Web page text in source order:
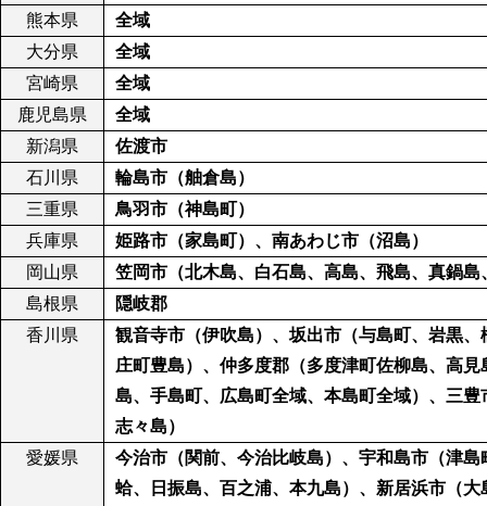
熊本県
全域
大分県
全域
宮崎県
全域
鹿児島県
全域
新潟県
佐渡市
石川県
輪島市（舳倉島）
三重県
鳥羽市（神島町）
兵庫県
姫路市（家島町）、南あわじ市（沼島）
岡山県
笠岡市（北木島、白石島、高島、飛島、真鍋島
島根県
隠岐郡
香川県
観音寺市（伊吹島）、坂出市（与島町、岩黒、
庄町豊島）、仲多度郡（多度津町佐柳島、高見
島、手島町、広島町全域、本島町全域）、三豊
志々島）
愛媛県
今治市（関前、今治比岐島）、宇和島市（津島
蛤、日振島、百之浦、本九島）、新居浜市（大